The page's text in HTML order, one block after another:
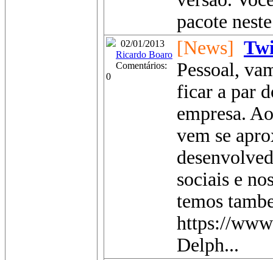
pacote
02/01/2013
Ricardo Boaro
Comentários:
0
[News]
Pessoal,
ficar a par
empresa.
vem se
sociais e
temos
https://
Delph...